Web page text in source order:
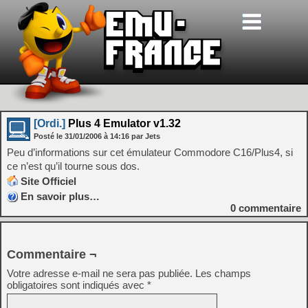
[Ordi.] Plus 4 Emulator v1.32
Posté le 31/01/2006 à 14:16 par Jets
Peu d’informations sur cet émulateur Commodore C16/Plus4, si
ce n’est qu’il tourne sous dos.
Site Officiel
En savoir plus…
0 commentaire
Commentaire ¬
Votre adresse e-mail ne sera pas publiée. Les champs
obligatoires sont indiqués avec *